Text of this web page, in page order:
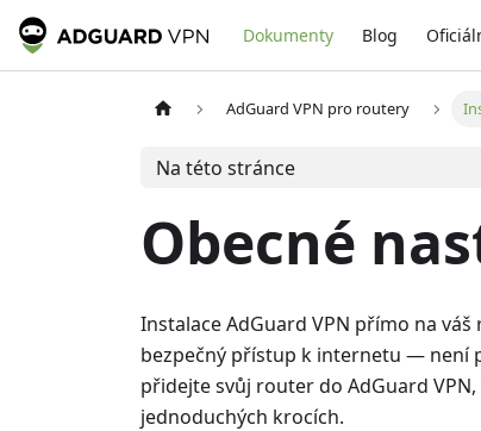
Dokumenty Blog
AdGuard VPN pro routery
Na této stránce
Obecné
Instalace AdGuard VPN přímo na
bezpečný přístup k internetu — není
přidejte svůj router do AdGuard
jednoduchých krocích.